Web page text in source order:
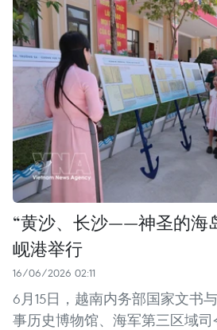
“黄沙、长沙——神圣的海
岘港举行
16/06/2026 02:11
6月15日，越南内务部国家文书
事历史博物馆、海军第三区域